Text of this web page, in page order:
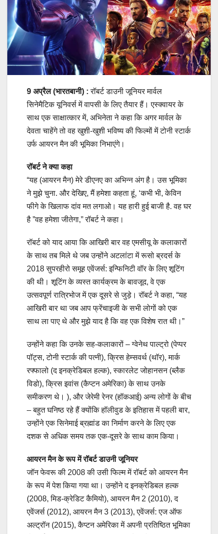
9 अप्रैल (भारतबानी) : रॉबर्ट डाउनी जूनियर मार्वल
सिनेमैटिक यूनिवर्स में वापसी के लिए तैयार हैं। एस्क्वायर के
साथ एक साक्षात्कार में, अभिनेता ने कहा कि अगर मार्वल के
देवता चाहेंगे तो वह खुशी-खुशी भविष्य की फिल्मों में टोनी स्टार्क
उर्फ आयरन मैन की भूमिका निभाएंगे।
रॉबर्ट ने क्या कहा
“यह (आयरन मैन) मेरे डीएनए का अभिन्न अंग है। उस भूमिका
ने मुझे चुना. और देखिए, मैं हमेशा कहता हूं, ‘कभी भी, केविन
फीगे के खिलाफ दांव मत लगाओ। यह हारी हुई बाजी है. वह घर
है ”वह हमेशा जीतेगा,” रॉबर्ट ने कहा।
रॉबर्ट को याद आया कि आखिरी बार वह एमसीयू के कलाकारों
के साथ तब मिले थे जब उन्होंने अटलांटा में रूसो ब्रदर्स के
2018 सुपरहीरो समूह एवेंजर्स: इन्फिनिटी वॉर के लिए शूटिंग
की थी। शूटिंग के व्यस्त कार्यक्रम के बावजूद, वे एक
उत्सवपूर्ण रात्रिभोज में एक दूसरे से जुड़े। रॉबर्ट ने कहा, “यह
आखिरी बार था जब आप फ्रेंचाइजी के सभी लोगों को एक
साथ ला पाए थे और मुझे याद है कि वह एक विशेष रात थी।”
उन्होंने कहा कि उनके सह-कलाकारों – ग्वेनेथ पाल्ट्रो (पेप्पर
पॉट्स, टोनी स्टार्क की पत्नी), क्रिस हेम्सवर्थ (थॉर), मार्क
रफ्फालो (द इनक्रेडिबल हल्क), स्कारलेट जोहानसन (ब्लैक
विडो), क्रिस इवांस (कैप्टन अमेरिका) के साथ उनके
समीकरण थे। ), और जेरेमी रेनर (हॉकआई) अन्य लोगों के बीच
– बहुत घनिष्ठ रहे हैं क्योंकि हॉलीवुड के इतिहास में पहली बार,
उन्होंने एक सिनेमाई ब्रह्मांड का निर्माण करने के लिए एक
दशक से अधिक समय तक एक-दूसरे के साथ काम किया।
आयरन मैन के रूप में रॉबर्ट डाउनी जूनियर
जॉन फेवरू की 2008 की उसी फिल्म में रॉबर्ट को आयरन मैन
के रूप में पेश किया गया था। उन्होंने द इनक्रेडिबल हल्क
(2008, मिड-क्रेडिट कैमियो), आयरन मैन 2 (2010), द
एवेंजर्स (2012), आयरन मैन 3 (2013), एवेंजर्स: एज ऑफ
अल्ट्रॉन (2015), कैप्टन अमेरिका में अपनी प्रतिष्ठित भूमिका